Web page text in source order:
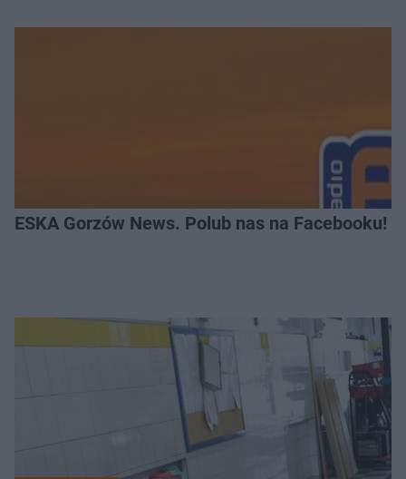
ESKA Gorzów News. Polub nas na Facebooku!